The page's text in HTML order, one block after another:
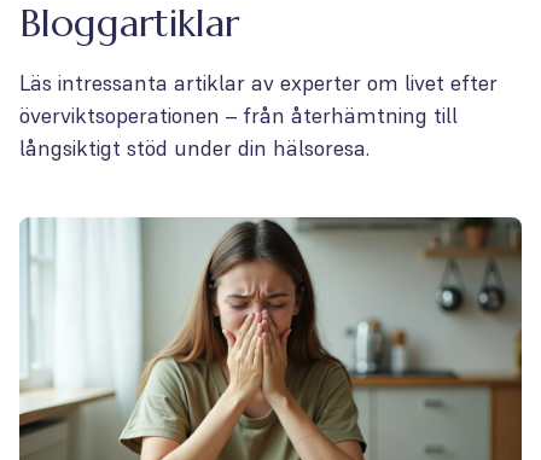
Bloggartiklar
Läs intressanta artiklar av experter om livet efter
överviktsoperationen – från återhämtning till
långsiktigt stöd under din hälsoresa.